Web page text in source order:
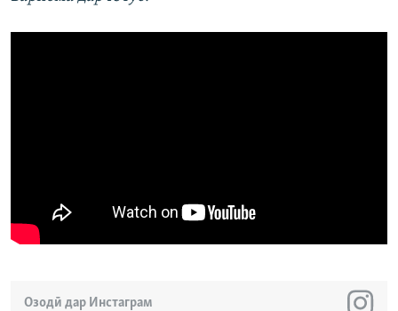
Озодӣ дар Инстаграм